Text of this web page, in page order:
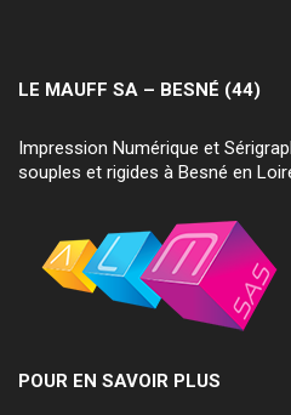
LE MAUFF SA – BESNÉ (44)
Impression Numérique et
souples et rigides à Besné en
POUR EN SAVOIR PLUS